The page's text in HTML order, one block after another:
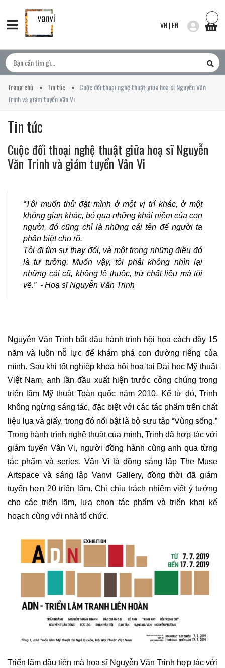
VN|EN
Trang chủ Tin tức
Cuộc đối thoại nghệ thuật giữa hoạ sĩ Nguyễn Văn
Trinh và giám tuyển Vân Vi
Tin tức
Cuộc đối thoại nghệ thuật giữa hoạ sĩ Nguyễn
Văn Trinh và giám tuyển Vân Vi
“Tôi muốn thử đặt mình ở một vị trí khác, ở một
không gian khác, bỏ qua những khái niệm của con
người, đó cũng chỉ là những cái tên để người ta
phân biệt cho rõ.
Tôi đi tìm sự thay đổi, và một trong những điều đó
là tư tưởng. Muốn vậy, tôi phải không nhìn lại
những cái cũ, không lệ thuộc, trừ chất liệu mà tôi
vẽ.” - Hoạ sĩ Nguyễn Văn Trinh
Nguyễn Văn Trinh bắt đầu hành trình hội họa cách đây 15
năm và luôn nỗ lực để khám phá con đường riêng của
mình. Sau khi tốt nghiệp khoa hội họa tại Đại học Mỹ thuật
Việt Nam, anh lần đầu xuất hiện trước công chúng trong
triển lãm Mỹ thuật Toàn quốc năm 2010. Kể từ đó, Trinh
không ngừng sáng tác, đặc biệt với các tác phẩm trên chất
liệu lụa và giấy, trong đó nổi bật là bộ sưu tập “Vùng sống.”
Trong hành trình nghệ thuật của mình, Trinh đã hợp tác với
giám tuyển Vân Vi, người đồng hành cùng anh qua từng
tác phẩm và series. Vân Vi là đồng sáng lập The Muse
Artspace và sáng lậpVanvi Gallery, đồng thời đãgiám
tuyển hơn 20 triển lãm. Chị chịu trách nhiệm viết ý tưởng
cho các triển lãm, lựa chọn tác phẩm và triển khai kế
hoạch cùng với nhà tổ chức.
Triển lãm đầu tiên mà hoạ sĩ Nguyễn Văn Trinh hợp tác với